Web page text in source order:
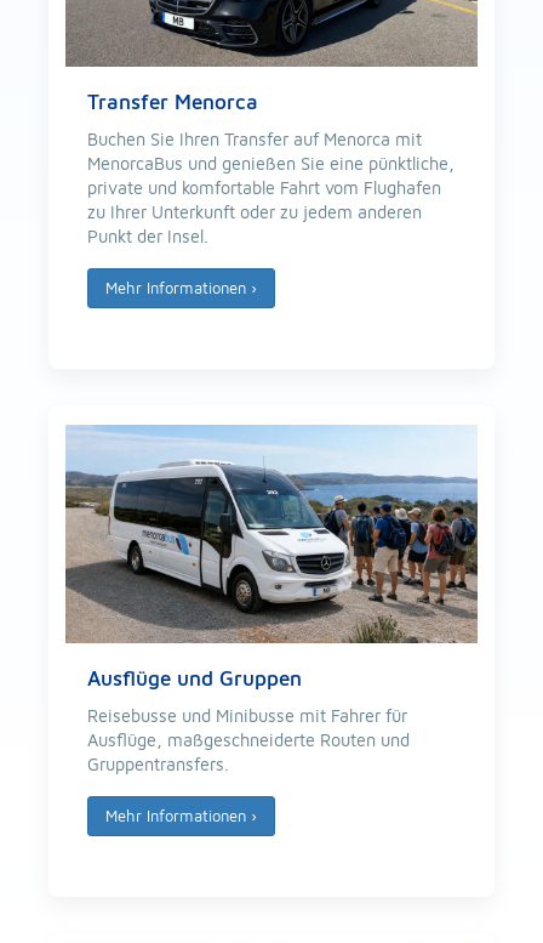
Transfer Menorca
Buchen Sie Ihren Transfer auf Menorca mit
MenorcaBus und genießen Sie eine pünktliche,
private und komfortable Fahrt vom Flughafen
zu Ihrer Unterkunft oder zu jedem anderen
Punkt der Insel.
Mehr Informationen ›
Ausflüge und Gruppen
Reisebusse und Minibusse mit Fahrer für
Ausflüge, maßgeschneiderte Routen und
Gruppentransfers.
Mehr Informationen ›